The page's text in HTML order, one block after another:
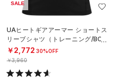
SALE
UAヒートギアアーマー ショートス
リーブシャツ（トレーニング/BOY
S）
￥2,772 30%OFF
￥3,960